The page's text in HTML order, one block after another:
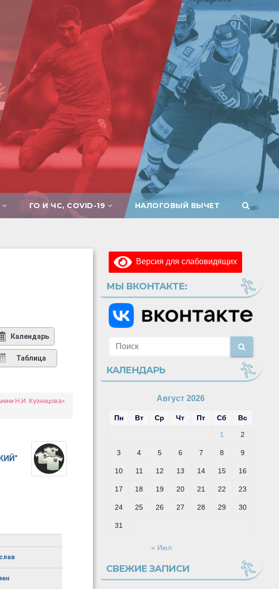
ГО И ЧС, COVID-19 НАЛОГОВЫЙ ВЫЧЕТ
Календарь
Таблица
Н.И. Кузнецова»
Версия для слабовидящих
МЫ ВКОНТАКТЕ:
КАЛЕНДАРЬ
Август 2026
Пн Вт Ср Чт Пт Сб Вс
1 2
3 4 5 6 7 8 9
10 11 12 13 14 15 16
17 18 19 20 21 22 23
24 25 26 27 28 29 30
31
« Июл
СВЕЖИЕ ЗАПИСИ